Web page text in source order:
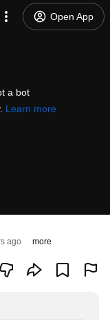
Open App
a bot
Learn more
ago more